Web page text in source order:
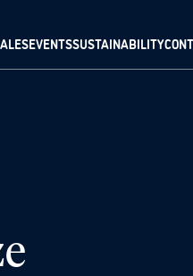
EVENTSSUSTAINABILITY